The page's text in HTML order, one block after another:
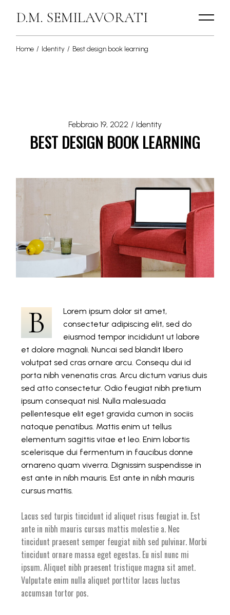
D.M. SEMILAVORATI
Home Identity Best design book learning
Febbraio 19, 2022 Identity
BEST DESIGN BOOK LEARNING
B
Lorem ipsum dolor sit amet,
consectetur adipiscing elit, sed do
eiusmod tempor incididunt ut labore
et dolore magnali. Nuncai sed blandit libero
volutpat sed cras ornare arcu. Consequ dui id
porta nibh venenatis cras. Arcu dictum varius duis
sed atto consectetur. Odio feugiat nibh pretium
ipsum consequat nisl. Nulla malesuada
pellentesque elit eget gravida cumon in sociis
natoque penatibus. Mattis enim ut tellus
elementum sagittis vitae et leo. Enim lobortis
scelerisque dui fermentum in faucibus donne
ornareno quam viverra. Dignissim suspendisse in
est ante in nibh mauris. Est ante in nibh mauris
cursus mattis.
Lacus sed turpis tincidunt id aliquet risus feugiat in. Est
ante in nibh mauris cursus mattis molestie a. Nec
tincidunt praesent semper feugiat nibh sed pulvinar. Morbi
tincidunt ornare massa eget egestas. Eu nisl nunc mi
ipsum. Aliquet nibh praesent tristique magna sit amet.
Vulputate enim nulla aliquet porttitor lacus luctus
accumsan tortor pos.